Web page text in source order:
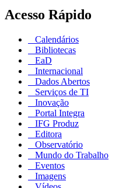
Acesso Rápido
Calendários
Bibliotecas
EaD
Internacional
Dados Abertos
Serviços de TI
Inovação
Portal Integra
IFG Produz
Editora
Observatório
Mundo do Trabalho
Eventos
Imagens